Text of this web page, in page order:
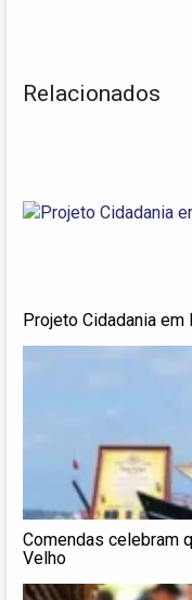
Relacionados
Projeto Cidadania
Comendas celebram
Velho